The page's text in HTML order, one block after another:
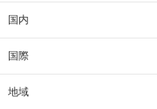
国内
国際
地域